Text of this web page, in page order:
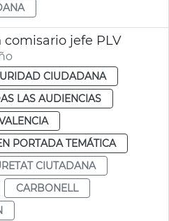
comisario jefe PLV
CIUDADANA
LAS AUDIENCIAS
PORTADA TEMÁTICA
CIUTADANA
CARBONELL